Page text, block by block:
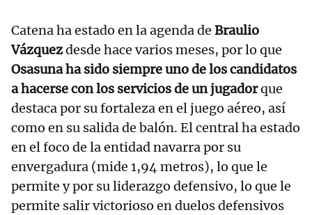
Catena ha estado en la agenda de Braulio
Vázquezdesde hace varios meses, por lo que
Osasuna ha sido siempre uno de los candidatos
a hacerse con los servicios de un jugadorque
destaca por su fortaleza en el juego aéreo, así
como en su salida de balón. El central ha estado
en el foco de la entidad navarra por su
envergadura (mide 1,94 metros), lo que le
permite y por su liderazgo defensivo, lo que le
permite salir victorioso en duelos defensivos